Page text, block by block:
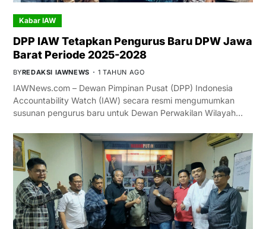
Kabar IAW
DPP IAW Tetapkan Pengurus Baru DPW Jawa
Barat Periode 2025-2028
BYREDAKSI IAWNEWS 1 TAHUN AGO
IAWNews.com – Dewan Pimpinan Pusat (DPP) Indonesia
Accountability Watch (IAW) secara resmi mengumumkan
susunan pengurus baru untuk Dewan Perwakilan Wilayah…